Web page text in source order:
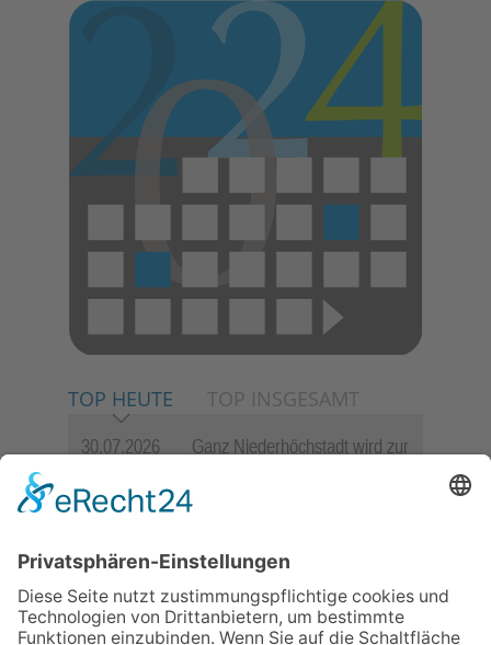
TOP HEUTE TOP INSGESAMT
30.07.2026
Ganz Niederhöchstadt wird zur
06.08.2026
Hisamoto und Tölke begeistern
Wachsmuth
präsentiert sein neues
Programm „Changes“